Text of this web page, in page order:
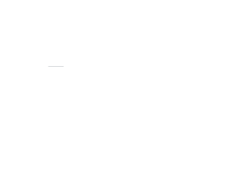
Sur terrain de 355M2 exposé sud ouest viabilisé en
familiale avec Maisons MTB, constructeur de renom
Rez-de-Chaussée (66m² habitables) : • Vaste pièce de
intégré de 15M² À l'Étage 49 m² habitables • 3
Dégagement fonctionnel. Les points forts : • Luminosité
RE2020 garantissant de très faibles factures
performant Plans et étude personnalisables selon vos
BELLE MAISON DE PLAIN-PIED 4 PIÈCES (79 m²) –
de plain-pied dans une maison neuve, lumineuse et
la qualité de ses constructions depuis 40 ans (1985-
vous garantit une isolation thermique haut de gamme
spacieuse et lumineuse (près de 40 m²) : Oubliez les
une cuisine ouverte. Grâce à l'expertise architecturale